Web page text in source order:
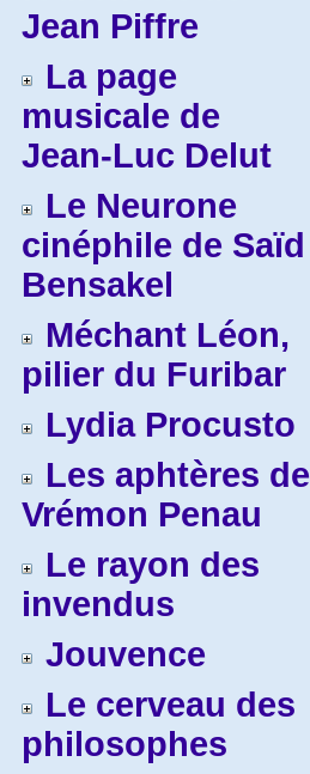
Jean Piffre
La page
musicale de
Jean-Luc Delut
Le Neurone
cinéphile de Saïd
Bensakel
Méchant Léon,
pilier du Furibar
Lydia Procusto
Les aphtères de
Vrémon Penau
Le rayon des
invendus
Jouvence
Le cerveau des
philosophes